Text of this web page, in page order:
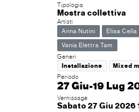
Tipologia
Mostra collettiva
Artisti
Anna Nutini
Elisa Cella
Vania Elettra Tam
Generi
Installazione
Mixed
Periodo
27 Giu-19 Lug
Vernissage
Sabato 27 Giu